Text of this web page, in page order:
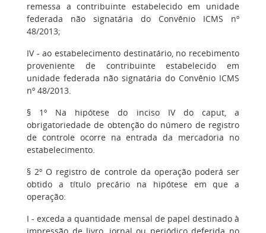
remessa a contribuinte estabelecido em unidade
federada não signatária do Convênio ICMS nº
48/2013;
IV - ao estabelecimento destinatário, no recebimento
proveniente de contribuinte estabelecido em
unidade federada não signatária do Convênio ICMS
nº 48/2013.
§ 1º Na hipótese do inciso IV do caput, a
obrigatoriedade de obtenção do número de registro
de controle ocorre na entrada da mercadoria no
estabelecimento.
§ 2º O registro de controle da operação poderá ser
obtido a título precário na hipótese em que a
operação:
I - exceda a quantidade mensal de papel destinado à